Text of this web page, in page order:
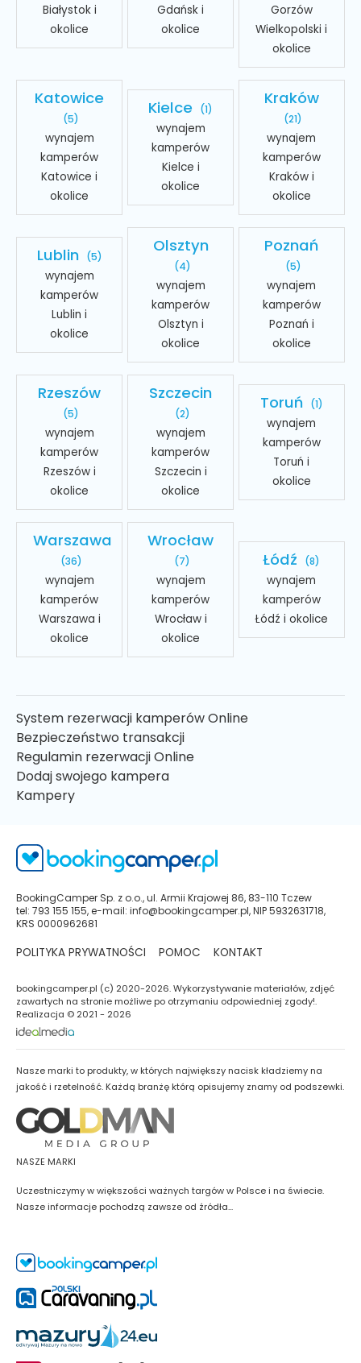
Białystok i
okolice
Gdańsk i
okolice
Gorzów
Wielkopolski i
okolice
Katowice
(5)
wynajem
kamperów
Katowice i
okolice
Kielce (1)
wynajem
kamperów
Kielce i
okolice
Kraków
(21)
wynajem
kamperów
Kraków i
okolice
Lublin (5)
wynajem
kamperów
Lublin i
okolice
Olsztyn
(4)
wynajem
kamperów
Olsztyn i
okolice
Poznań
(5)
wynajem
kamperów
Poznań i
okolice
Rzeszów
(5)
wynajem
kamperów
Rzeszów i
okolice
Szczecin
(2)
wynajem
kamperów
Szczecin i
okolice
Toruń (1)
wynajem
kamperów
Toruń i
okolice
Warszawa
(36)
wynajem
kamperów
Warszawa i
okolice
Wrocław
(7)
wynajem
kamperów
Wrocław i
okolice
Łódź (8)
wynajem
kamperów
Łódź i okolice
System rezerwacji kamperów Online
Bezpieczeństwo transakcji
Regulamin rezerwacji Online
Dodaj swojego kampera
Kampery
BookingCamper Sp. z o.o., ul. Armii Krajowej 86, 83-110 Tczew
tel: 793 155 155, e-mail: info@bookingcamper.pl, NIP 5932631718,
KRS 0000962681
POLITYKA PRYWATNOŚCI POMOC KONTAKT
bookingcamper.pl (c) 2020-2026. Wykorzystywanie materiałów, zdjęć
zawartych na stronie możliwe po otrzymaniu odpowiedniej zgody!.
Realizacja © 2021 - 2026
Nasze marki to produkty, w których największy nacisk kładziemy na
jakość i rzetelność. Każdą branżę którą opisujemy znamy od podszewki.
NASZE MARKI
Uczestniczymy w większości ważnych targów w Polsce i na świecie.
Nasze informacje pochodzą zawsze od źródła...